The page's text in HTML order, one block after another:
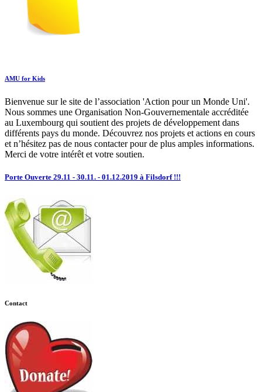
AMU for Kids
Bienvenue sur le site de l’association 'Action pour un Monde Uni'.
Nous sommes une Organisation Non-Gouvernementale accréditée
au Luxembourg qui soutient des projets de développement dans
différents pays du monde. Découvrez nos projets et actions en cours
et n’hésitez pas de nous contacter pour de plus amples informations.
Merci de votre intérêt et votre soutien.
Porte Ouverte 29.11 - 30.11. - 01.12.2019 à Filsdorf !!!
Contact